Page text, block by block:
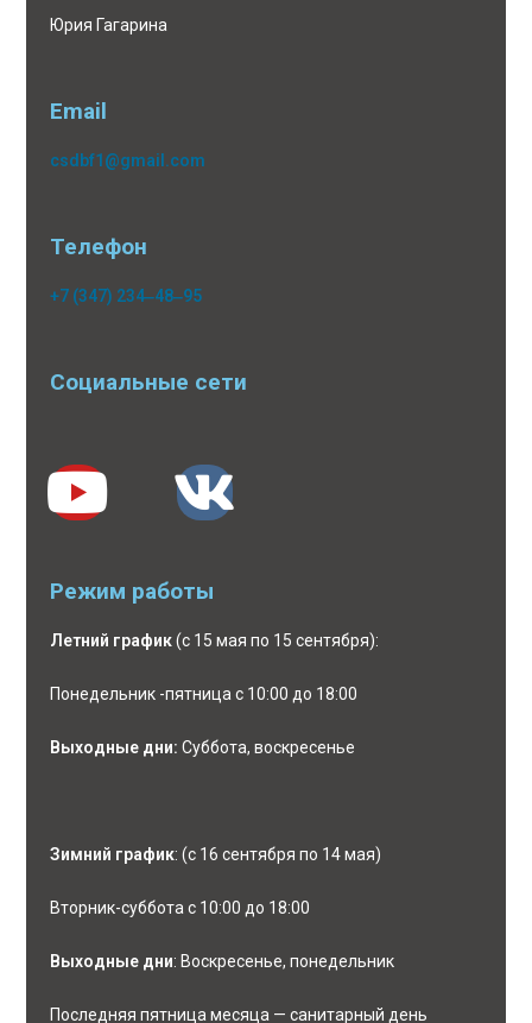
Юрия Гагарина
Email
csdbf1@gmail.com
Телефон
+7 (347) 234‒48‒95
Социальные сети
Режим работы
Летний график(с 15 мая по 15 сентября):
Понедельник -пятница с 10:00 до 18:00
Выходные дни: Суббота, воскресенье
Зимний график: (с 16 сентября по 14 мая)
Вторник-суббота с 10:00 до 18:00
Выходные дни: Воскресенье, понедельник
Последняя пятница месяца — санитарный день